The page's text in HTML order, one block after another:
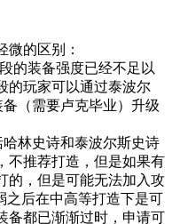
微的区别：
的装备强度已经不足以
的玩家可以通过泰波尔
（需要卢克毕业）升级
林史诗和泰波尔斯史诗
不推荐打造，但是如果有
的，但是可能无法加入攻
之后在中高等打造下是可
备都已渐渐过时，申请可